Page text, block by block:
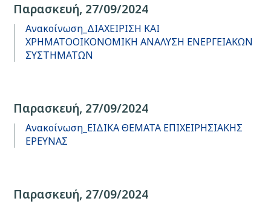
Παρασκευή, 27/09/2024
Ανακοίνωση_ΔΙΑΧΕΙΡΙΣΗ ΚΑΙ
ΧΡΗΜΑΤΟΟΙΚΟΝΟΜΙΚΗ ΑΝΑΛΥΣΗ ΕΝΕΡΓΕΙΑΚΩΝ
ΣΥΣΤΗΜΑΤΩΝ
Παρασκευή, 27/09/2024
Ανακοίνωση_ΕΙΔΙΚΑ ΘΕΜΑΤΑ ΕΠΙΧΕΙΡΗΣΙΑΚΗΣ
ΕΡΕΥΝΑΣ
Παρασκευή, 27/09/2024